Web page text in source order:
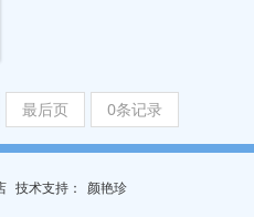
最后页 0条记录
技术支持 ： 颜艳珍